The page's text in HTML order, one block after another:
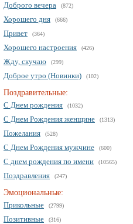
Доброго вечера (872)
Хорошего дня (666)
Привет (364)
Хорошего настроения (426)
Жду, скучаю (299)
Доброе утро (Новинки) (102)
Поздравительные:
С Днем рождения
(1032)
С Днем Рождения женщине (1313)
Пожелания (528)
С Днем Рождения мужчине (600)
С днем рождения по имени (10565)
Поздравления (247)
Эмоциональные:
Прикольные
(2799)
Позитивные (316)